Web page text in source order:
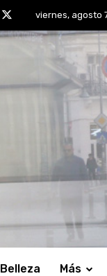
viernes, agosto
Belleza Más